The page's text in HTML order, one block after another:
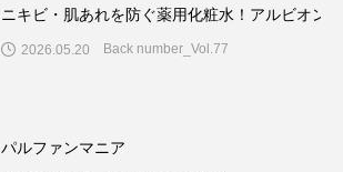
ニキビ・肌あれを防ぐ薬用化粧水！アルビオン
2026.05.20 Back number_Vol.77
パルファンマニア